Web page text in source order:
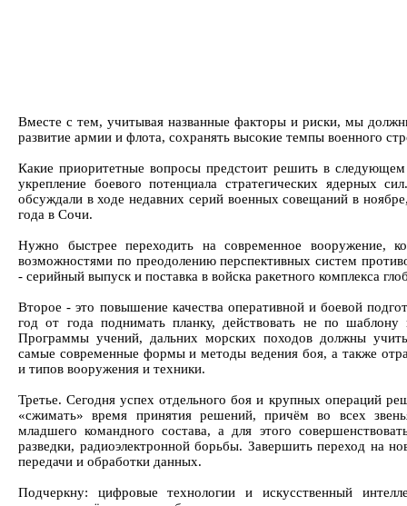
Вместе с тем, учитывая названные факторы и риски, мы
развитие армии и флота, сохранять высокие темпы военного
Какие приоритетные вопросы предстоит решить в
укрепление боевого потенциала стратегических ядерных
обсуждали в ходе недавних серий военных совещаний в
года в Сочи.
Нужно быстрее переходить на современное вооружение,
возможностями по преодолению перспективных систем
- серийный выпуск и поставка в войска ракетного комплекса
Второе - это повышение качества оперативной и боевой
год от года поднимать планку, действовать не по шаблону
Программы учений, дальних морских походов должны
самые современные формы и методы ведения боя, а также
и типов вооружения и техники.
Третье. Сегодня успех отдельного боя и крупных операций
«сжимать» время принятия решений, причём во всех
младшего командного состава, а для этого
разведки, радиоэлектронной борьбы. Завершить переход на
передачи и обработки данных.
Подчеркну: цифровые технологии и искусственный